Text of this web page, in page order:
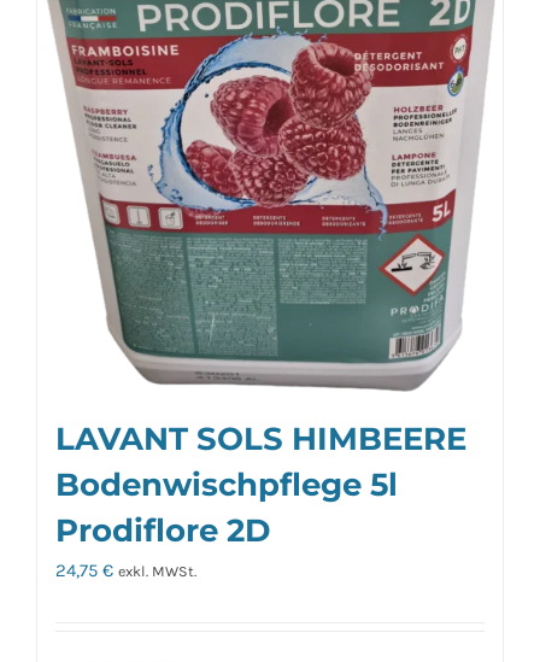
LAVANT SOLS HIMBEERE
Bodenwischpflege 5l
Prodiflore 2D
24,75 € exkl. MWSt.